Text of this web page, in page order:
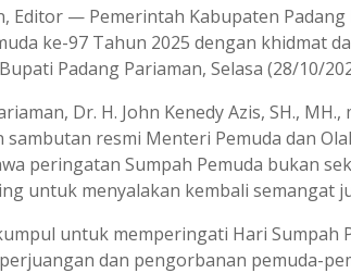
Editor — Pemerintah Kabupaten
ke-97 Tahun 2025 dengan khidmat
Padang Pariaman, Selasa (28/10/
Dr. H. John Kenedy Azis, SH.,
sambutan resmi Menteri Pemuda dan
peringatan Sumpah Pemuda bukan
untuk menyalakan kembali semangat
untuk memperingati Hari Sumpah
dan pengorbanan pemuda-